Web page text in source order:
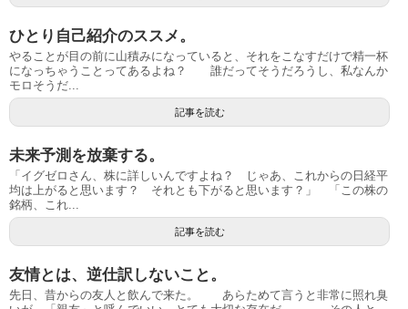
ひとり自己紹介のススメ。
やることが目の前に山積みになっていると、それをこなすだけで精一杯
になっちゃうことってあるよね？ 誰だってそうだろうし、私なんか
モロそうだ...
記事を読む
未来予測を放棄する。
「イグゼロさん、株に詳しいんですよね？ じゃあ、これからの日経平
均は上がると思います？ それとも下がると思います？」 「この株の
銘柄、これ...
記事を読む
友情とは、逆仕訳しないこと。
先日、昔からの友人と飲んで来た。 あらためて言うと非常に照れ臭